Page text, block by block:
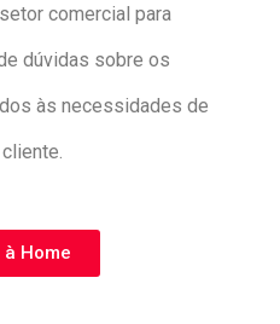
comercial para
dúvidas sobre os
às necessidades de
Home